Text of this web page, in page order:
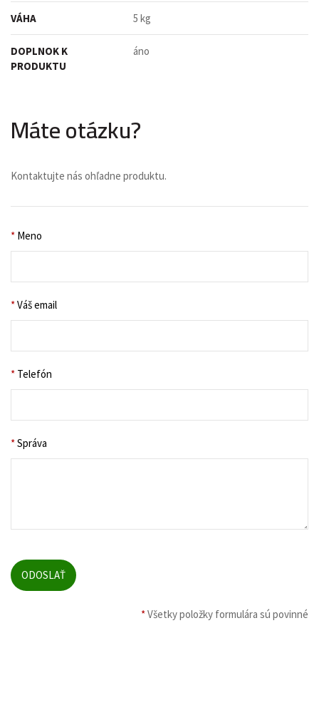
VÁHA 5 kg
DOPLNOK K
PRODUKTU
áno
Máte otázku?
Kontaktujte nás ohľadne produktu.
* Meno
*Váš email
* Telefón
*Správa
*Všetky položky formulára sú povinné